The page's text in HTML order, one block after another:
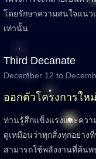
โดยรักษาความสนใจแน่
เท่านั้น
Third Decanate
December 12 to
ออกตัวโครงการให
ท่านรู้สึกแข็งแรงและคว
ดูเหมือนว่าทุกสิ่งทุกอย่า
สามารถใช้พลังงานที่ค้นพ